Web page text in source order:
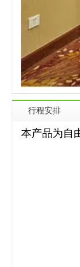
行程安排
本产品为自